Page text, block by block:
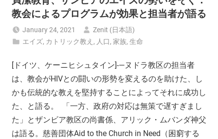
教会によるプログラムが効果と担当者が語る
January 24, 2021
Zenit (日本語)
エイズ, カトリック教え , 人口,家族,生命
[ドイツ、ケーニヒシュタイン]-—ヌドラ教区の担当者
は、教会がHIVとの闘いの形勢を変えるのを助けた、し
かも伝統的な教えを堅持することによってそれに成功し
た、と語る。 「一方、政府の対応は無策で遅すぎまし
た」とザンビア教区の尚書係、アリック・ムバンダ神父
は語る。慈善団体Aid to the Church in Need（困窮する